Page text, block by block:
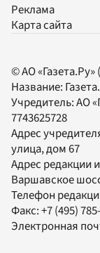
Реклама
Карта сайта
© АО «Газета.Ру»
Название:
Учредитель:АО
7743625728
Адрес
улица, дом 67
Адрес редакции
Варшавское
Телефон
Факс:+7 (495)
Электронная